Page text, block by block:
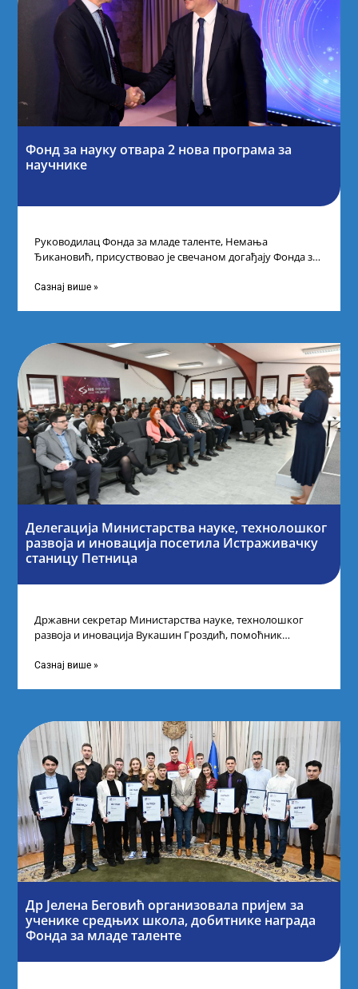
Фонд за науку отвара 2 нова програма за
научнике
Руководилац Фонда за младе таленте, Немања
Ђикановић, присуствовао је свечаном догађају Фонда за
Сазнај више »
Делегација Министарства науке, технолошког
развоја и иновација посетила Истраживачку
станицу Петница
Државни секретар Министарства науке, технолошког
развоја и иновација Вукашин Гроздић, помоћник
промоцију
Сазнај више »
Др Јелена Беговић организовала пријем за
ученике средњих школа, добитнике награда
Фонда за младе таленте